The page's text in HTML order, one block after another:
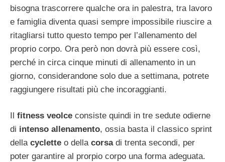
bisogna trascorrere qualche ora in palestra, tra lavoro
e famiglia diventa quasi sempre impossibile riuscire a
ritagliarsi tutto questo tempo per l’allenamento del
proprio corpo. Ora però non dovrà più essere così,
perché in circa cinque minuti di allenamento in un
giorno, considerandone solo due a settimana, potrete
raggiungere risultati più che incoraggianti.
fitness veolce consiste quindi in tre sedute odierne
di intenso allenamento, ossia basta il classico sprint
della cyclette o della corsadi trenta secondi, per
poter garantire al prorpio corpo una forma adeguata.